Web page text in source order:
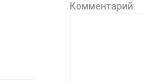
Комментарий: